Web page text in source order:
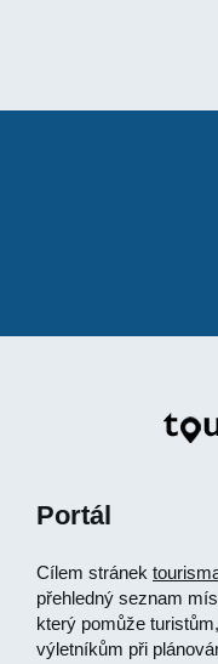
Portál
Cílem stránek
přehledný seznam
který pomůže
výletníkům při